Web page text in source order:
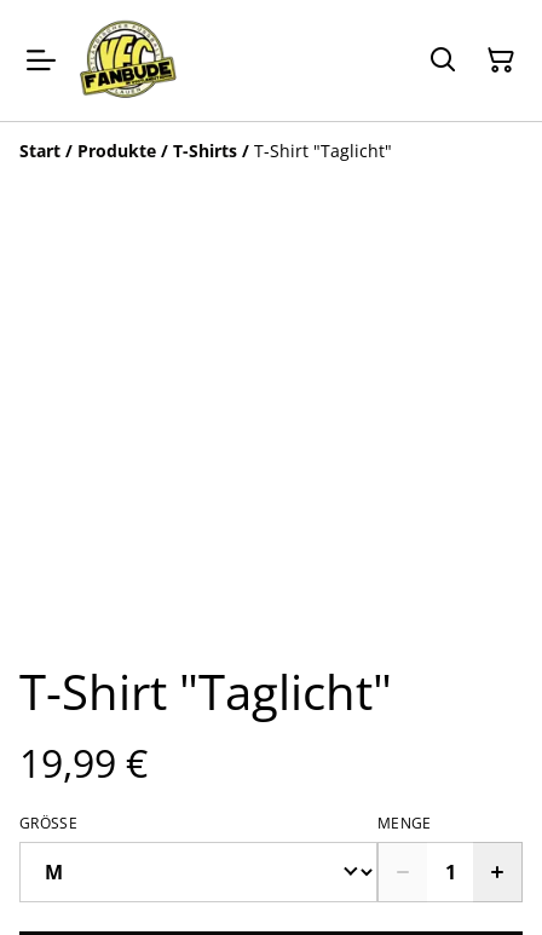
Start / Produkte / T-Shirts / T-Shirt "Taglicht"
T-Shirt "Taglicht"
19,99 €
GRÖSSE MENGE